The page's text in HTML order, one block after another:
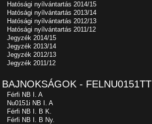
Hatósági nyílvántartás 2014/15
Hatósági nyílvántartás 2013/14
Hatósági nyílvántartás 2012/13
Hatósági nyílvántartás 2011/12
Jegyzék 2014/15
Jegyzék 2013/14
Jegyzék 2012/13
Jegyzék 2011/12
BAJNOKSÁGOK - FELNU0151TT
Férfi NB I. A
Nu0151i NB I. A
Férfi NB I. B K.
Férfi NB I. B Ny.